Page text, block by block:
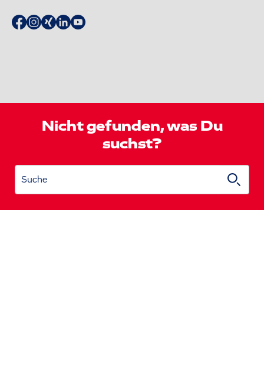
Nicht gefunden, was Du
suchst?
Suche